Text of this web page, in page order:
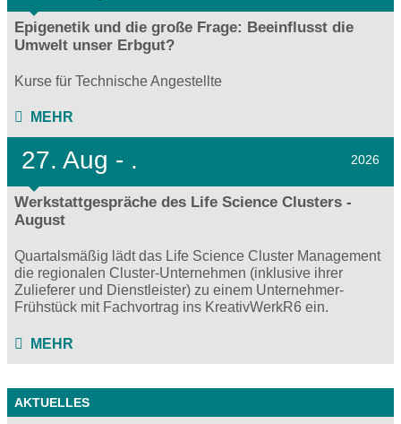
Epigenetik und die große Frage: Beeinflusst die
Umwelt unser Erbgut?
Kurse für Technische Angestellte
MEHR
27. Aug - . 2026
Werkstattgespräche des Life Science Clusters -
August
Quartalsmäßig lädt das Life Science Cluster Management
die regionalen Cluster-Unternehmen (inklusive ihrer
Zulieferer und Dienstleister) zu einem Unternehmer-
Frühstück mit Fachvortrag ins KreativWerkR6 ein.
MEHR
AKTUELLES